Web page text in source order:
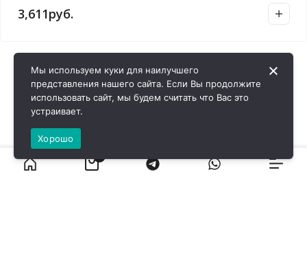
3,611руб.
Мы используем куки для наилучшего
представления нашего сайта. Если Вы продолжите
использовать сайт, мы будем считать что Вас это
устраивает.
Хорошо